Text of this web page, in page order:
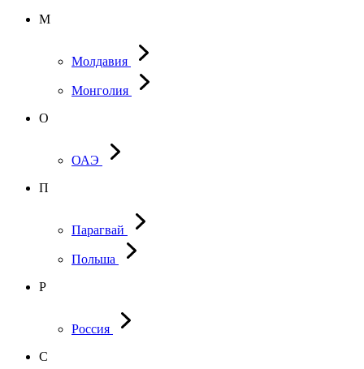
М
Молдавия
Монголия
О
ОАЭ
П
Парагвай
Польша
Р
Россия
С